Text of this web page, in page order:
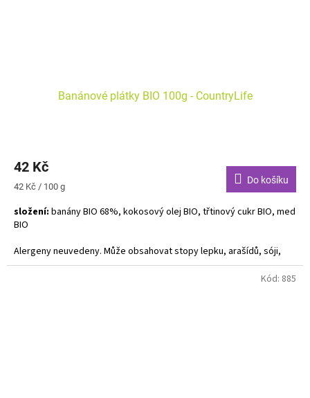
Banánové plátky BIO 100g - CountryLife
42 Kč
Měrná
42 Kč / 100 g
Do košíku
složení: banány BIO 68%, kokosový olej BIO, třtinový cukr BIO, med
BIO
Alergeny neuvedeny. Může obsahovat stopy lepku, arašídů, sóji,
skořápkových plodů a sezamu.
Kód: 885